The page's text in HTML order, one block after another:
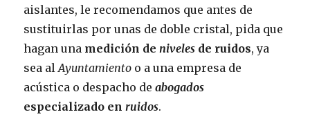
aislantes, le recomendamos que antes de
sustituirlas por unas de doble cristal, pida que
hagan una medición de niveles de ruidos, ya
sea alAyuntamiento o a una empresa de
acústica o despacho deabogados
especializado en ruidos.